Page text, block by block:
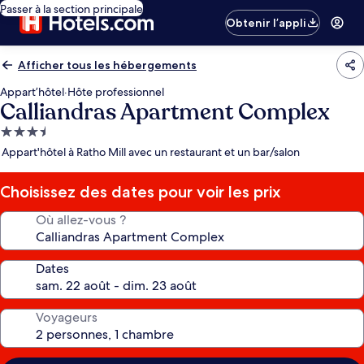
Passer à la section principale
Obtenir l’appli
Afficher tous les hébergements
Appart’hôtel·Hôte professionnel
Calliandras Apartment Complex
Hébergement
3.5 étoiles
Appart'hôtel à Ratho Mill avec un restaurant et un bar/salon
Choisissez des dates pour voir les prix
Où allez-vous ?
Dates
Voyageurs